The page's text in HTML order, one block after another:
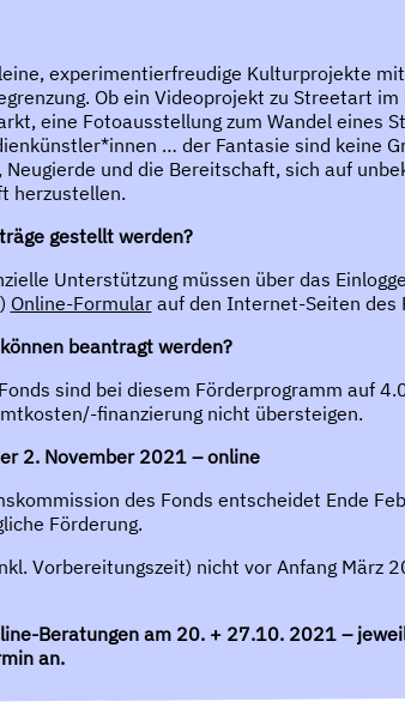
experimentierfreudige Kulturprojekte
Ob ein Videoprojekt zu Streetart
eine Fotoausstellung zum Wandel eines
… der Fantasie sind keine
und die Bereitschaft, sich auf
herzustellen.
gestellt werden?
Unterstützung müssen über das
Online-Formularauf den Internet-Seiten des
beantragt werden?
sind bei diesem Förderprogramm auf
finanzierung nicht übersteigen.
2. November 2021 – online
des Fonds entscheidet Ende
Förderung.
Vorbereitungszeit) nicht vor Anfang März
Beratungen am 20. + 27.10. 2021 –
an.